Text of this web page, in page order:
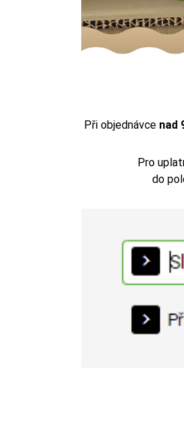
Při objednávce nad
Pro
do